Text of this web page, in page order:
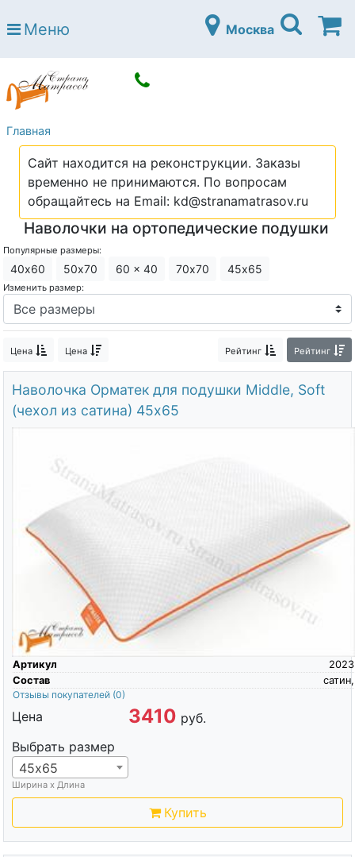
Страна матрасов
Open submenu (Матрасы)
Open submenu (Кровати)
Кровати
Open submenu (Аксессуары)
Open submenu (Диваны)
Диваны
Open submenu (Постельное белье)
Постельное белье
Open submenu (Мебель)
Мебель
Open submenu (Основания)
Основания
Open submenu (Детские матрасы)
Детские матрасы
Open submenu (Детские кровати)
Open submenu (Шкафы)
Шкафы
Контакты
Меню Москва
Главная
Сайт находится на реконструкции. Заказы
временно не принимаются. По вопросам
обращайтесь на Email: kd@stranamatrasov.ru
Наволочки на ортопедические подушки
Популярные размеры:
40х60 50х70 60 x 40 70х70 45х65
Изменить размер:
Цена Цена Рейтинг Рейтинг
Наволочка Орматек для подушки Middle, Soft
(чехол из сатина) 45х65
Артикул
2023
Состав
сатин,
Отзывы покупателей (0)
Цена 3410 руб.
Выбрать размер
45х65
Ширина х Длина
Купить